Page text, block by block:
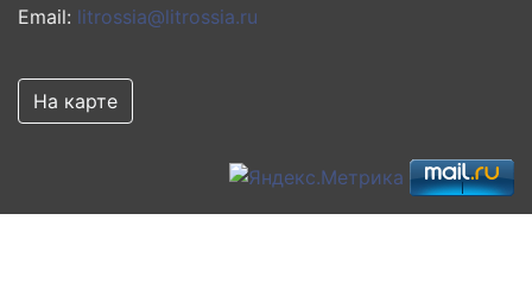
Email: litrossia@litrossia.ru
На карте